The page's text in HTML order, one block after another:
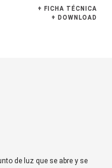
+ FICHA TÉCNICA
+ DOWNLOAD
de luz que se abre y se